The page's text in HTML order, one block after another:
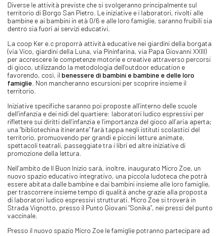
Diverse le attività previste che si svolgeranno principalmente sul
territorio di Borgo San Pietro. Le iniziative e i laboratori, rivolti alle
bambine e ai bambini in età 0/6 e alle loro famiglie, saranno fruibili sia
dentro sia fuori ai servizi educativi.
La coop Ker e.c proporrà attività educative nei giardini della borgata
(via Vico, giardini della Luna, via Pininfarina, via Papa Giovanni XXIII)
per accrescere le competenze motorie e creative attraverso percorsi
di gioco, utilizzando la metodologia dell’outdoor education e
favorendo, così, il benessere di bambini e bambine e delle loro
famiglie . Non mancheranno escursioni per scoprire insieme il
territorio.
Iniziative specifiche saranno poi proposte all’interno delle scuole
dell’infanzia e dei nidi del quartiere: laboratori ludico espressivi per
riflettere sui diritti dell’infanzia e l’importanza del gioco all’aria aperta;
una “bibliotechina itinerante” farà tappa negli istituti scolastici del
territorio, promuovendo per grandi e piccini letture animate,
spettacoli teatrali, passeggiate tra i libri ed altre iniziative di
promozione della lettura.
Nell’ambito de Il Buon Inizio sarà, inoltre, inaugurato Micro Zoe, un
nuovo spazio educativo integrativo, una piccola ludoteca che potrà
essere abitata dalle bambine e dai bambini insieme alle loro famiglie,
per trascorrere insieme tempo di qualità anche grazie alla proposta
di laboratori ludico espressivi strutturati. Micro Zoe si troverà in
Strada Vignotto, presso il Punto Giovani “Sonika”, nei pressi del punto
vaccinale.
Presso il nuovo spazio Micro Zoe le famiglie potranno partecipare ad